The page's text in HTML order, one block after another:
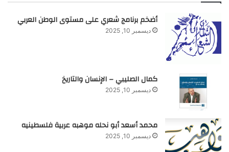
أضخم برنامج شعري على مستوى الوطن العربي
ديسمبر 10, 2025
كمال الصليبي – الإنسان والتاريخ
ديسمبر 10, 2025
محمد أسعد أبو نحله موهبه عربية فلسطينيه
ديسمبر 10, 2025